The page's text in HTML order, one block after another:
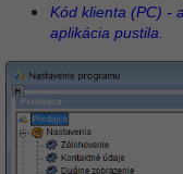
Kód klienta (PC) -
aplikácia pustila.